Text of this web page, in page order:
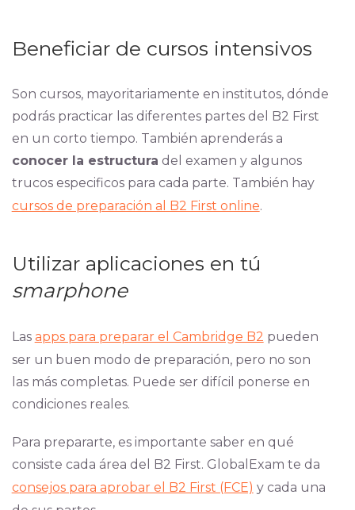
Beneficiar de cursos intensivos
Son cursos, mayoritariamente en institutos, dónde
podrás practicar las diferentes partes del B2 First
en un corto tiempo. También aprenderás a
conocer la estructura del examen y algunos
trucos especificos para cada parte. También hay
cursos de preparación al B2 First online.
Utilizar aplicaciones en tú
smarphone
Las apps para preparar el Cambridge B2 pueden
ser un buen modo de preparación, pero no son
las más completas. Puede ser difícil ponerse en
condiciones reales.
Para prepararte, es importante saber en qué
consiste cada área del B2 First. GlobalExam te da
consejos para aprobar el B2 First (FCE) y cada una